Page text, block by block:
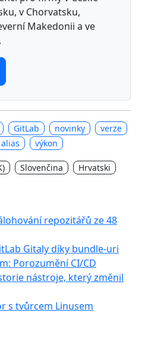
v Chorvatsku,
Makedonii a ve
GitLab novinky
verze
alias výkon
Slovenčina
Hrvatski
repozitářů ze 48
Gitaly díky bundle-uri
Porozumění CI/CD
nástroje, který změnil
s tvůrcem Linusem